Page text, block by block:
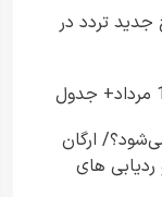
جدید تردد در
ارگان
ردیابی های